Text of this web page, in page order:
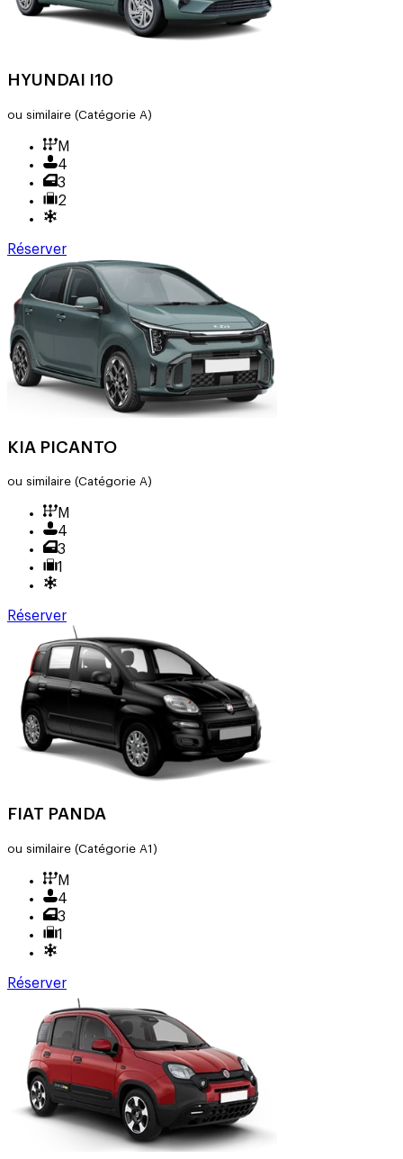
HYUNDAI I10
ou similaire (Catégorie A)
M
4
3
2
Réserver
KIA PICANTO
ou similaire (Catégorie A)
M
4
3
1
Réserver
FIAT PANDA
ou similaire (Catégorie A1)
M
4
3
1
Réserver